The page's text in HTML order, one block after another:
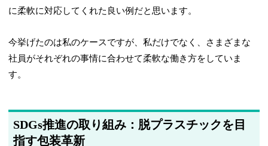
に柔軟に対応してくれた良い例だと思います。
今挙げたのは私のケースですが、私だけでなく、さまざまな
社員がそれぞれの事情に合わせて柔軟な働き方をしていま
す。
SDGs推進の取り組み：脱プラスチックを目
指す包装革新